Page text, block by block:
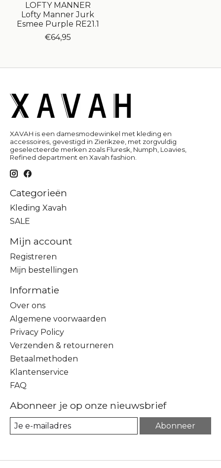
LOFTY MANNER
Lofty Manner Jurk
Esmee Purple RE21.1
€64,95
XAVAH is een damesmodewinkel met kleding en
accessoires, gevestigd in Zierikzee, met zorgvuldig
geselecteerde merken zoals Fluresk, Numph, Loavies,
Refined department en Xavah fashion.
Categorieën
Kleding Xavah
SALE
Mijn account
Registreren
Mijn bestellingen
Informatie
Over ons
Algemene voorwaarden
Privacy Policy
Verzenden & retourneren
Betaalmethoden
Klantenservice
FAQ
Abonneer je op onze nieuwsbrief
Abonneer